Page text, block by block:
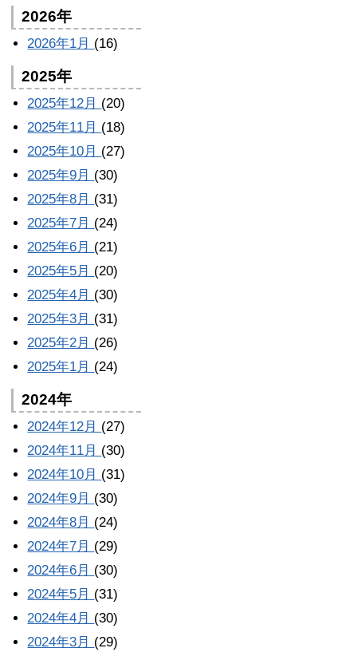
2026年
2026年1月 (16)
2025年
2025年12月 (20)
2025年11月 (18)
2025年10月 (27)
2025年9月 (30)
2025年8月 (31)
2025年7月 (24)
2025年6月 (21)
2025年5月 (20)
2025年4月 (30)
2025年3月 (31)
2025年2月 (26)
2025年1月 (24)
2024年
2024年12月 (27)
2024年11月 (30)
2024年10月 (31)
2024年9月 (30)
2024年8月 (24)
2024年7月 (29)
2024年6月 (30)
2024年5月 (31)
2024年4月 (30)
2024年3月 (29)